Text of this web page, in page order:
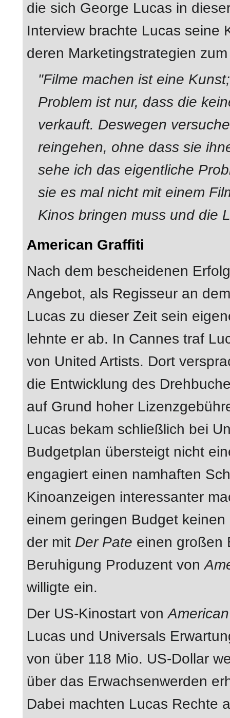
die sich George Lucas in
Interview brachte Lucas seine
deren Marketingstrategien
"Filme machen ist eine
Problem ist nur, dass die
verkauft. Deswegen
reingehen, ohne dass sie
sehe ich das eigentliche
sie es mal nicht mit einem
Kinos bringen muss und die
American Graffiti
Nach dem bescheidenen
Angebot, als Regisseur an
Lucas zu dieser Zeit sein
lehnte er ab. In Cannes traf
von United Artists. Dort
die Entwicklung des
auf Grund hoher
Lucas bekam schließlich bei
Budgetplan übersteigt nicht
engagiert einen namhaften
Kinoanzeigen interessanter
einem geringen Budget
der mit Der Pate einen großen
Beruhigung Produzent von
willigte ein.
Der US-Kinostart von
Lucas und Universals
von über 118 Mio. US-Dollar
über das Erwachsenwerden
Dabei machten Lucas Rechte